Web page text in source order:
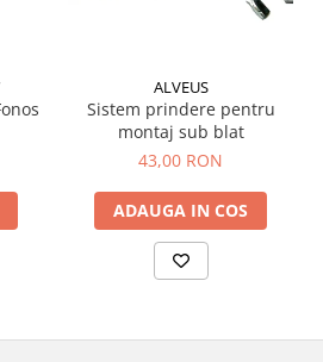
ALVEUS
Sistem prindere pentru
montaj sub blat
43,00 RON
ADAUGA IN COS